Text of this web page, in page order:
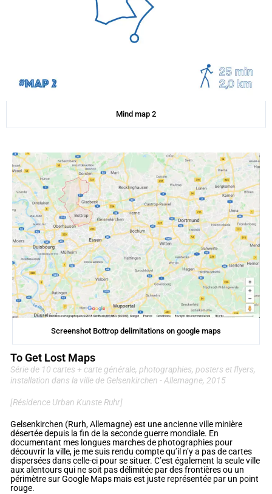
Mind map 2
Screenshot Bottrop delimitations on google maps
To Get Lost Maps
Série de 10 cartes + carte générale, photographies, posters et flyers,
installation dans la ville de Gelsenkirchen - Allemagne, 2015
[Résidence Urban Kunste Ruhr]
Gelsenkirchen (Rurh, Allemagne) est une ancienne ville minière
désertée depuis la fin de la seconde guerre mondiale. En
documentant mes longues marches de photographies pour
découvrir la ville, je me suis rendu compte qu’il n’y a pas de cartes
dispersées dans celle-ci pour se situer. C’est également la seule ville
aux alentours qui ne soit pas délimitée par des frontières ou un
périmètre sur Google Maps mais est juste représentée par un point
rouge.